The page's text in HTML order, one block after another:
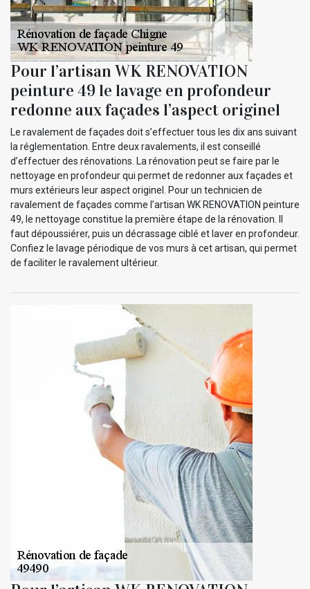
Pour l’artisan WK RENOVATION
peinture 49 le lavage en profondeur
redonne aux façades l’aspect originel
Le ravalement de façades doit s’effectuer tous les dix ans suivant
la réglementation. Entre deux ravalements, il est conseillé
d’effectuer des rénovations. La rénovation peut se faire par le
nettoyage en profondeur qui permet de redonner aux façades et
murs extérieurs leur aspect originel. Pour un technicien de
ravalement de façades comme l’artisan WK RENOVATION peinture
49, le nettoyage constitue la première étape de la rénovation. Il
faut dépoussiérer, puis un décrassage ciblé et laver en profondeur.
Confiez le lavage périodique de vos murs à cet artisan, qui permet
de faciliter le ravalement ultérieur.